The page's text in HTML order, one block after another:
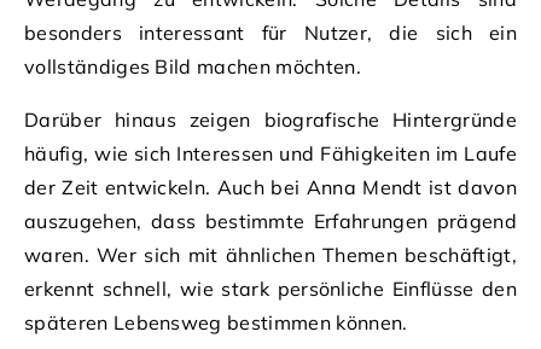
besonders interessant für Nutzer, die sich ein
vollständiges Bild machen möchten.
Darüber hinaus zeigen biografische Hintergründe
häufig, wie sich Interessen und Fähigkeiten im Laufe
der Zeit entwickeln. Auch bei Anna Mendt ist davon
auszugehen, dass bestimmte Erfahrungen prägend
waren. Wer sich mit ähnlichen Themen beschäftigt,
erkennt schnell, wie stark persönliche Einflüsse den
späteren Lebensweg bestimmen können.